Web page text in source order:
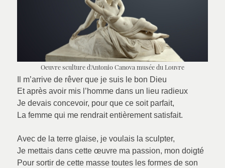
Oeuvre sculture d'Antonio Canova musée du Louvre
Il m’arrive de rêver que je suis le bon Dieu
Et après avoir mis l’homme dans un lieu radieux
Je devais concevoir, pour que ce soit parfait,
La femme qui me rendrait entièrement satisfait.
Avec de la terre glaise, je voulais la sculpter,
Je mettais dans cette œuvre ma passion, mon doigté
Pour sortir de cette masse toutes les formes de son